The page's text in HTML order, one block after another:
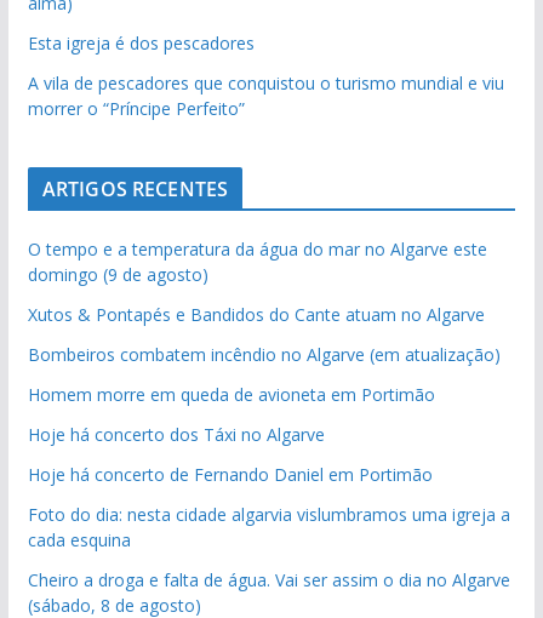
Esta igreja é dos pescadores
A vila de pescadores que conquistou o turismo mundial e viu
morrer o “Príncipe Perfeito”
ARTIGOS RECENTES
O tempo e a temperatura da água do mar no Algarve este
domingo (9 de agosto)
Xutos & Pontapés e Bandidos do Cante atuam no Algarve
Bombeiros combatem incêndio no Algarve (em atualização)
Homem morre em queda de avioneta em Portimão
Hoje há concerto dos Táxi no Algarve
Hoje há concerto de Fernando Daniel em Portimão
Foto do dia: nesta cidade algarvia vislumbramos uma igreja a
cada esquina
Cheiro a droga e falta de água. Vai ser assim o dia no Algarve
(sábado, 8 de agosto)